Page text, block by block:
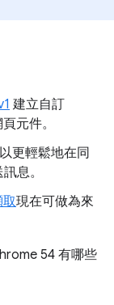
建立自訂
元件。
更輕鬆地在同
息。
現在可做為來
54 有哪些